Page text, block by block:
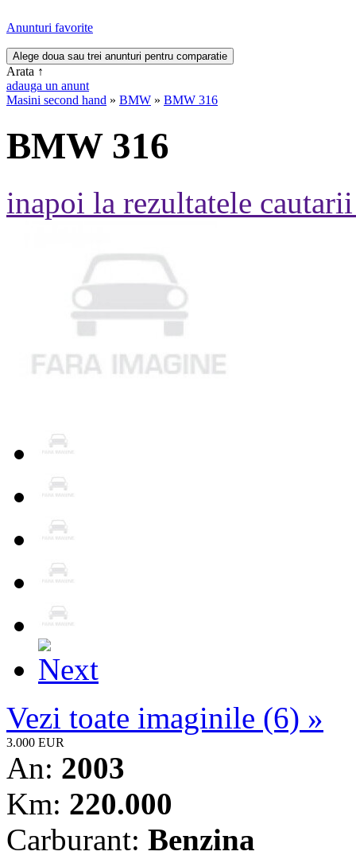
Anunturi favorite
Arata ↑
adauga un anunt
Masini second hand » BMW » BMW 316
BMW 316
inapoi la rezultatele
Vezi toate imaginile (6) »
3.000 EUR
An: 2003
Km: 220.000
Carburant: Benzina